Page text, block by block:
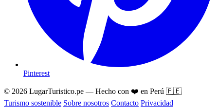
Pinterest
© 2026 LugarTuristico.pe — Hecho con ❤️ en Perú 🇵🇪
Turismo sostenible Sobre nosotros Contacto Privacidad